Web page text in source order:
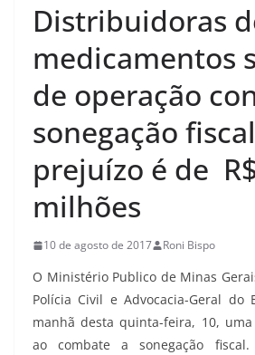
Distribuidoras
medicamentos
de operação
sonegação
prejuízo é de
milhões
10 de agosto de 2017 Roni Bispo
O Ministério Publico de Minas
Polícia Civil e Advocacia-Geral do
manhã desta quinta-feira, 10,
ao combate a sonegação